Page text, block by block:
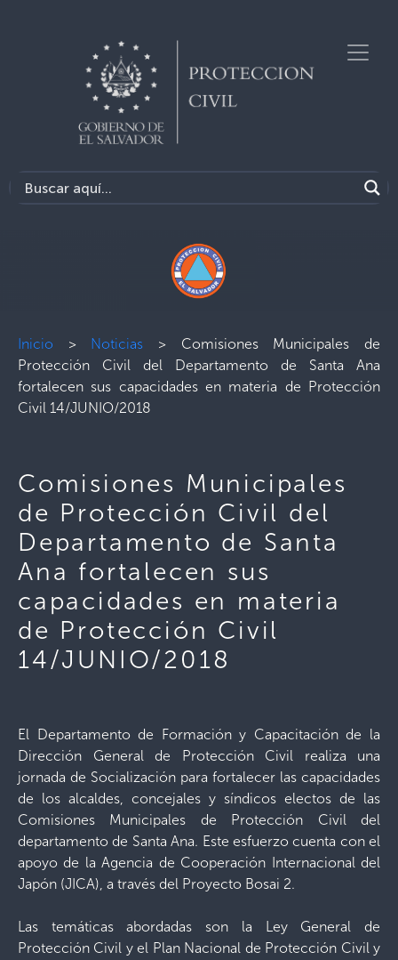
Inicio > Noticias > Comisiones Municipales de
Protección Civil del Departamento de Santa Ana
fortalecen sus capacidades en materia de Protección
Civil 14/JUNIO/2018
Comisiones Municipales
de Protección Civil del
Departamento de Santa
Ana fortalecen sus
capacidades en materia
de Protección Civil
14/JUNIO/2018
El Departamento de Formación y Capacitación de la
Dirección General de Protección Civil realiza una
jornada de Socialización para fortalecer las capacidades
de los alcaldes, concejales y síndicos electos de las
Comisiones Municipales de Protección Civil del
departamento de Santa Ana. Este esfuerzo cuenta con el
apoyo de la Agencia de Cooperación Internacional del
Japón (JICA), a través del Proyecto Bosai 2.
Las temáticas abordadas son la Ley General de
Protección Civil y el Plan Nacional de Protección Civil y